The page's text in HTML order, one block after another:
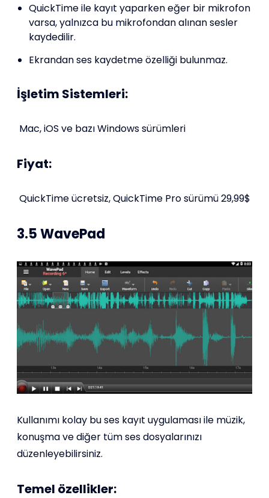
QuickTime ile kayıt yaparken eğer bir mikrofon
varsa, yalnızca bu mikrofondan alınan sesler
kaydedilir.
Ekrandan ses kaydetme özelliği bulunmaz.
İşletim Sistemleri:
Mac, iOS ve bazı Windows sürümleri
Fiyat:
QuickTime ücretsiz, QuickTime Pro sürümü 29,99$
3.5 WavePad
Kullanımı kolay bu ses kayıt uygulaması ile müzik,
konuşma ve diğer tüm ses dosyalarınızı
düzenleyebilirsiniz.
Temel özellikler: